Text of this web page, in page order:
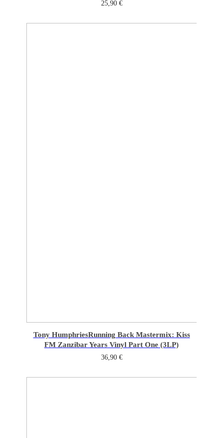
25,90 €
Tony HumphriesRunning Back Mastermix: Kiss
FM Zanzibar Years Vinyl Part One (3LP)
36,90 €